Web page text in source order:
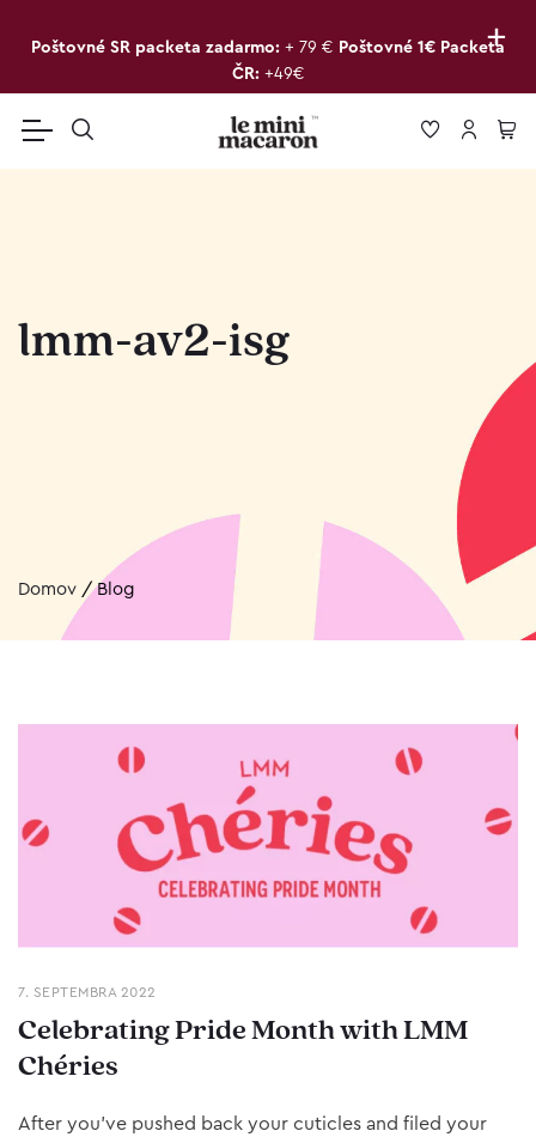
+
Poštovné SR packeta zadarmo: + 79 € Poštovné 1€ Packeta
ČR: +49€
lmm-av2-isg
Domov /Blog
7. SEPTEMBRA 2022
Celebrating Pride Month with LMM
Chéries
After you’ve pushed back your cuticles and filed your